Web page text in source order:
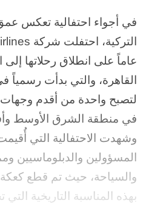
في أجواء احتفالية تعكس
عاماً على انطلاق رحلاتها
لتصبح واحدة من أقدم وجهات
في منطقة الشرق الأوسط
وشهدت الاحتفالية التي
المسؤولين والدبلوماسيين
والسياحة، حيث تم قطع كعكة
بهذه المناسبة التاريخية